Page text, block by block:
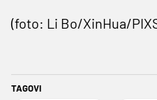
(foto: Li Bo/XinHua/
TAGOVI